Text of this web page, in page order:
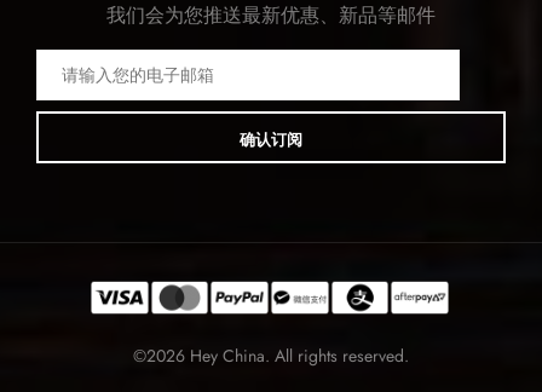
我们会为您推送最新优惠、新品等邮件
确认订阅
©2026 Hey China. All rights reserved.